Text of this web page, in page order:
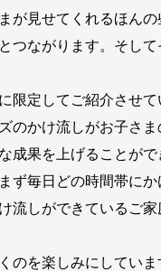
が見せてくれるほん
ながります。そし
定してご紹介させて
かけ流しがお子さ
成果を上げることがで
毎日どの時間帯に
流しができているご
を楽しみにしていま